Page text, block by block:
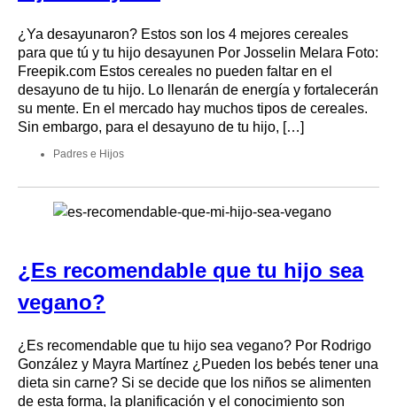
¿Ya desayunaron? Estos son los 4 mejores cereales
para que tú y tu hijo desayunen Por Josselin Melara Foto:
Freepik.com Estos cereales no pueden faltar en el
desayuno de tu hijo. Lo llenarán de energía y fortalecerán
su mente. En el mercado hay muchos tipos de cereales.
Sin embargo, para el desayuno de tu hijo, […]
Padres e Hijos
¿Es recomendable que tu hijo sea
vegano?
¿Es recomendable que tu hijo sea vegano? Por Rodrigo
González y Mayra Martínez ¿Pueden los bebés tener una
dieta sin carne? Si se decide que los niños se alimenten
de esta forma, la planificación y el conocimiento son